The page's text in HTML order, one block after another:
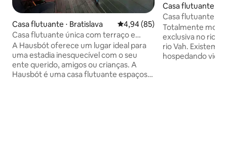
Casa flutuante ⋅ Bratislava 4,94 de uma avaliação média
4,94 (85)
Casa flutuante única com terraço e
canoa
A Hausbót oferece um lugar ideal para
uma estadia inesquecível com o seu
ente querido, amigos ou crianças. A
Hausbót é uma casa flutuante espaçosa
Casa flutuante ⋅
Casa flutuante,
2 boa"
Totalmente
exclusiva no rio,
rio Vah. Existem
hospedando